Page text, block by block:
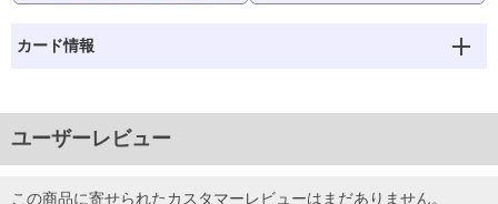
カード情報
ユーザーレビュー
この商品に寄せられたカスタマーレビューはまだありません。